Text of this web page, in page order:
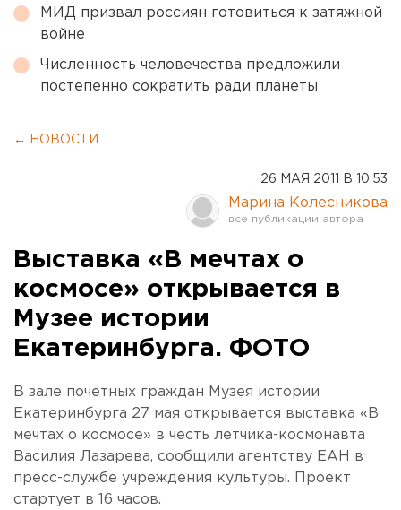
МИД призвал россиян готовиться к затяжной
войне
Численность человечества предложили
постепенно сократить ради планеты
← НОВОСТИ
26 МАЯ 2011 В 10:53
Марина Колесникова
Выставка «В мечтах о
космосе» открывается в
Музее истории
Екатеринбурга. ФОТО
В зале почетных граждан Музея истории
Екатеринбурга 27 мая открывается выставка «В
мечтах о космосе» в честь летчика-космонавта
Василия Лазарева, сообщили агентству ЕАН в
пресс-службе учреждения культуры. Проект
стартует в 16 часов.